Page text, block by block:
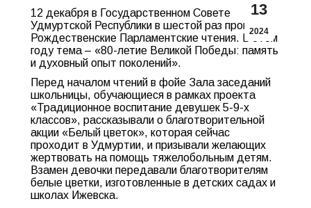
13
2024
12 декабря в Государственном Совете
Удмуртской Республики в шестой раз прошли
Рождественские Парламентские чтения. В этом
году тема – «80-летие Великой Победы: память
и духовный опыт поколений».
Перед началом чтений в фойе Зала заседаний
школьницы, обучающиеся в рамках проекта
«Традиционное воспитание девушек 5-9-х
классов», рассказывали о благотворительной
акции «Белый цветок», которая сейчас
проходит в Удмуртии, и призывали желающих
жертвовать на помощь тяжелобольным детям.
Взамен девочки передавали благотворителям
белые цветки, изготовленные в детских садах и
школах Ижевска.